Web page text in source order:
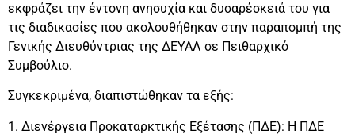
εκφράζει την έντονη ανησυχία και δυσαρέσκειά του για
τις διαδικασίες που ακολουθήθηκαν στην παραπομπή της
Γενικής Διευθύντριας της ΔΕΥΑΛ σε Πειθαρχικό
Συμβούλιο.
Συγκεκριμένα, διαπιστώθηκαν τα εξής:
1. Διενέργεια Προκαταρκτικής Εξέτασης (ΠΔΕ): Η ΠΔΕ